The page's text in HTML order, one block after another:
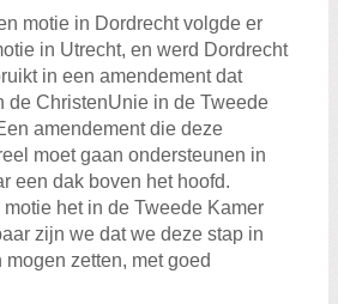
motie in Dordrecht volgde er
in Utrecht, en werd Dordrecht
in een amendement dat
de ChristenUnie in de Tweede
amendement die deze
moet gaan ondersteunen in
een dak boven het hoofd.
het in de Tweede Kamer
zijn we dat we deze stap in
zetten, met goed